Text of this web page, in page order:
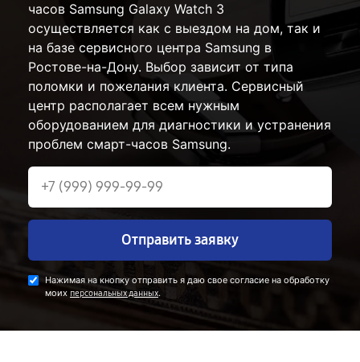
часов Samsung Galaxy Watch 3
осуществляется как с выездом на дом, так и
на базе сервисного центра Samsung в
Ростове-на-Дону. Выбор зависит от типа
поломки и пожелания клиента. Сервисный
центр располагает всем нужным
оборудованием для диагностики и устранения
проблем смарт-часов Samsung.
Отправить заявку
Нажимая на кнопку отправить я даю свое согласие на обработку
моих персональных данных.